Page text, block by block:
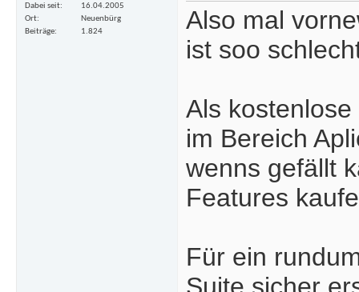
Dabei seit
16.04.2005
Ort
Neuenbürg
Beiträge
1.824
Also mal
ist soo
Als
im Bereich
wenns gefällt
Features
Für ein